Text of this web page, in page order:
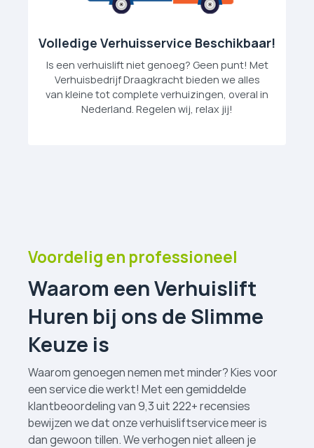
Volledige Verhuisservice Beschikbaar!
Is een verhuislift niet genoeg? Geen punt! Met
Verhuisbedrijf Draagkracht bieden we alles
van kleine tot complete verhuizingen, overal in
Nederland. Regelen wij, relax jij!
Voordelig en professioneel
Waarom een Verhuislift
Huren bij ons de Slimme
Keuze is
Waarom genoegen nemen met minder? Kies voor
een service die werkt! Met een gemiddelde
klantbeoordeling van 9,3 uit 222+ recensies
bewijzen we dat onze verhuislift­service meer is
dan gewoon tillen. We verhogen niet alleen je